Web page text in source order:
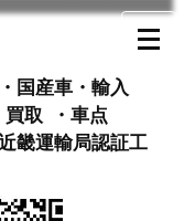
国産車・輸入
取 ・車点
畿運輸局認証工